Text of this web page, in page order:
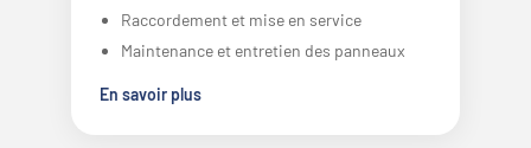
Raccordement et mise en service
Maintenance et entretien des panneaux
En savoir plus